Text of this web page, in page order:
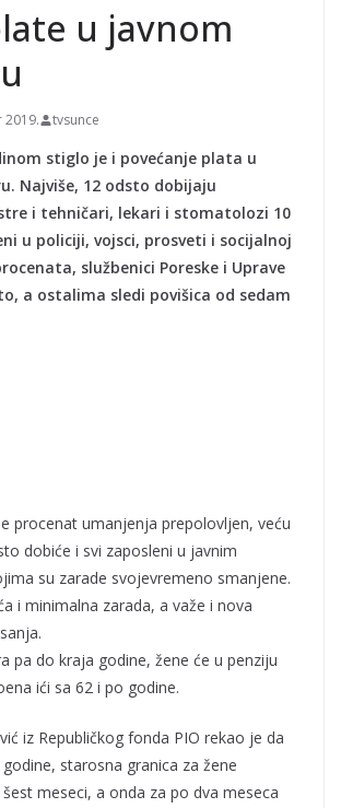
u javnom
2019. tvsunce
stiglo je i povećanje plata u
Najviše, 12 odsto dobijaju
i tehničari, lekari i stomatolozi 10
u policiji, vojsci, prosveti i socijalnoj
službenici Poreske i Uprave
a ostalima sledi povišica od sedam
procenat umanjenja prepolovljen, veću
dobiće i svi zaposleni u javnim
su zarade svojevremeno smanjene.
i minimalna zarada, a važe i nova
pa do kraja godine, žene će u penziju
ići sa 62 i po godine.
iz Republičkog fonda PIO rekao je da
starosna granica za žene
meseci, a onda za po dva meseca